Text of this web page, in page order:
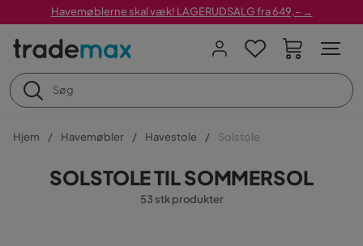
Havemøblerne skal væk! LAGERUDSALG fra 649,- →
Hjem Havemøbler Havestole Solstole
SOLSTOLE TIL SOMMERSOL
53 stk produkter